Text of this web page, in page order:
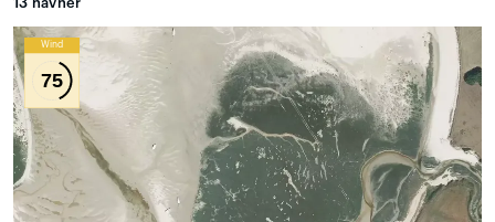
13 havner
Wind
75